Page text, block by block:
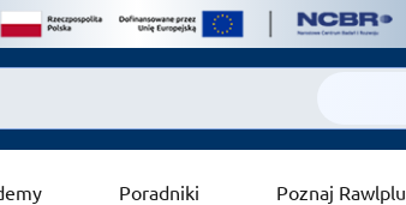
Poradniki Poznaj